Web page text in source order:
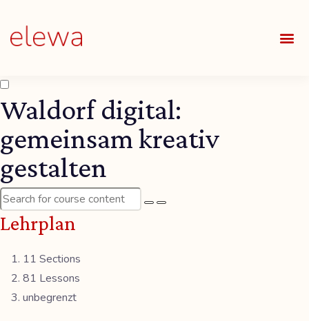
Waldorf digital:
gemeinsam kreativ
gestalten
Lehrplan
11 Sections
81 Lessons
unbegrenzt